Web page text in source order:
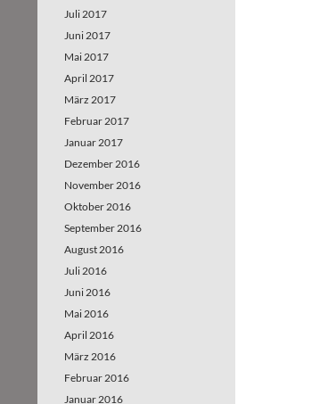
Juli 2017
Juni 2017
Mai 2017
April 2017
März 2017
Februar 2017
Januar 2017
Dezember 2016
November 2016
Oktober 2016
September 2016
August 2016
Juli 2016
Juni 2016
Mai 2016
April 2016
März 2016
Februar 2016
Januar 2016